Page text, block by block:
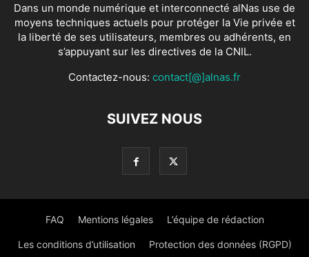
Dans un monde numérique et interconnecté alNas use de
moyens techniques actuels pour protéger la Vie privée et
la liberté de ses utilisateurs, membres ou adhérents, en
s’appuyant sur les directives de la CNIL.
Contactez-nous: contact[@]alnas.fr
SUIVEZ NOUS
FAQ Mentions légales L’équipe de rédaction
Les conditions d’utilisation Protection des données (RGPD)